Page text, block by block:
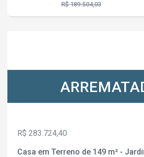
R$ 189.504,03
R$ 283.724,40
Casa em Terreno de 149 m² -